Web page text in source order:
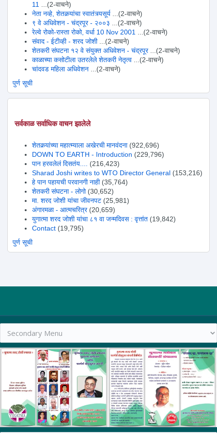
11 ...(2-वाचने)
नेता नव्हे, शेतकर्‍यांचा स्वातंत्र्यसूर्य ...(2-वाचने)
९ वे अधिवेशन - चंद्रपूर - २००३ ...(2-वाचने)
रेल्वे रोको-रास्ता रोको, वर्धा 10 Nov 2001 ...(2-वाचने)
संवाद - ईटीव्ही - शरद जोशी ...(2-वाचने)
शेतकरी संघटना १२ वे संयुक्त अधिवेशन - चंद्रपूर ...(2-वाचने)
काळाच्या कसोटीला उतरलेले शेतकरी नेतृत्व ...(2-वाचने)
चांदवड महिला अधिवेशन ...(2-वाचने)
पुर्ण सूची
सर्वकाळ सर्वाधिक वाचन झालेले
शेतकर्‍यांच्या महात्म्याला अखेरची मानवंदना (922,696)
DOWN TO EARTH - Introduction (229,796)
पान हरवलेलं दिसतंय.... (216,423)
Sharad Joshi writes to WTO Director General (153,216)
हे पान पहायची परवानगी नाही (35,764)
शेतकरी संघटना - लोगो (30,652)
मा. शरद जोशी यांचा जीवनपट (25,981)
अंगारमळा - आत्मचरित्र (20,659)
युगात्मा शरद जोशी यांचा ८१ वा जन्मदिवस : वृत्तांत (19,842)
Contact (19,795)
पुर्ण सूची